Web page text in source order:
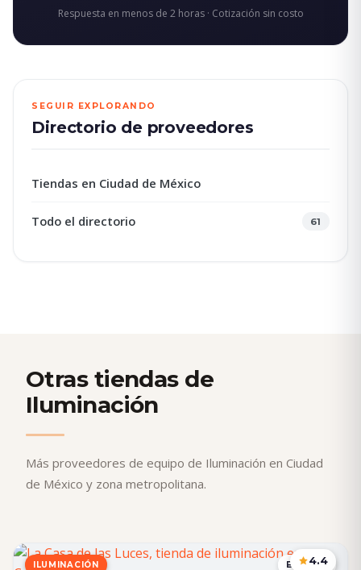
Respuesta en menos de 2 horas · Cotización sin costo
SEGUIR EXPLORANDO
Directorio de proveedores
Tiendas en Ciudad de México
Todo el directorio 61
Otras tiendas de
Iluminación
Más proveedores de equipo de Iluminación en Ciudad
de México y zona metropolitana.
ILUMINACIÓN EDOMEX
4.4